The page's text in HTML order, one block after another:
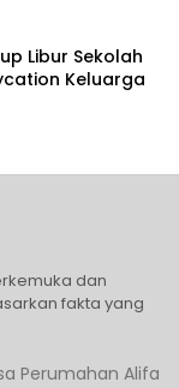
Libur Sekolah
Keluarga
dan
fakta yang
Perumahan Alifa